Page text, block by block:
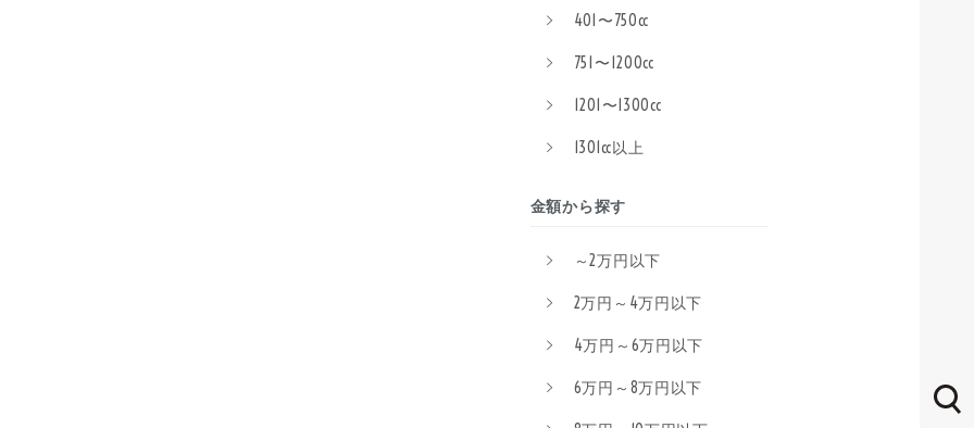
401〜750cc
751〜1200cc
1201〜1300cc
1301cc以上
金額から探す
～2万円以下
2万円～4万円以下
4万円～6万円以下
6万円～8万円以下